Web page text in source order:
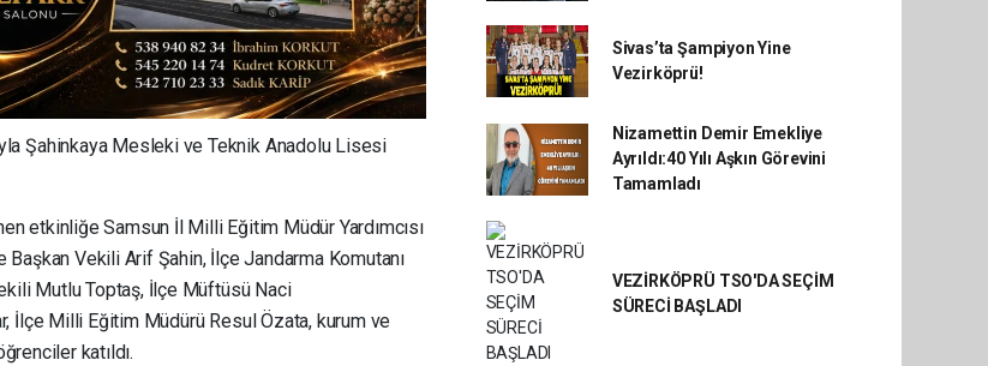
Şahinkaya Mesleki ve Teknik Anadolu Lisesi
etkinliğe Samsun İl Milli Eğitim Müdür Yardımcısı
Başkan Vekili Arif Şahin, İlçe Jandarma Komutanı
Mutlu Toptaş, İlçe Müftüsü Naci
İlçe Milli Eğitim Müdürü Resul Özata, kurum ve
katıldı.
Sivas’ta Şampiyon Yine
Vezirköprü!
Nizamettin Demir Emekliye
Ayrıldı:40 Yılı Aşkın Görevini
Tamamladı
VEZİRKÖPRÜ TSO'DA SEÇİM
SÜRECİ BAŞLADI